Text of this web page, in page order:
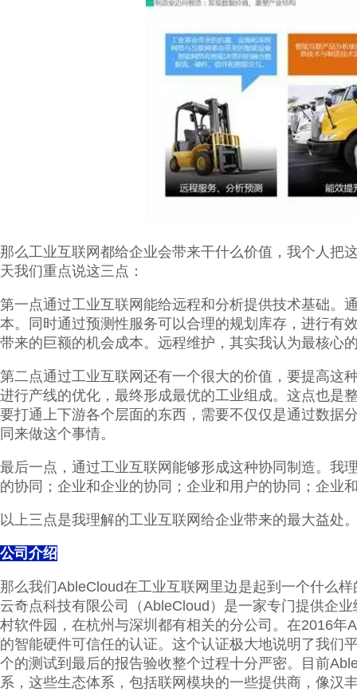
那么工业互联网都给企业会带来干什么价值，我个人把
天我们重点说这三点：
第一点通过工业互联网能给远程和分析提供技术基础。
本。同时通过预测性服务可以合理的规划库存，进行有
带来的巨额的机会成本。远程维护，其实我认为最核心
第二点通过工业互联网还有一个很大的价值，要提高这
进行产线的优化，最终形成最优的工业组成。这点也是
要打通上下游各个层面的东西，需要不仅仅是通过数据
同来做这个事情。
最后一点，通过工业互联网能够形成这种协同制造。我
的协同；企业和企业的协同；企业和用户的协同；企业
以上三点是我理解的工业互联网给企业带来的最大益处
公司介绍
那么我们AbleCloud在工业互联网里边是起到一个什么
云奇点科技有限公司（AbleCloud）是一家专门提供企
村软件园，在杭州与深圳都有相关的分公司。在2016
的智能硬件可信任的认证。这个认证极大地说明了我们
个的测试到最后的报告验收整个过程十分严密。目前
系，这些生态体系，包括联网模块的一些提供商，像汉